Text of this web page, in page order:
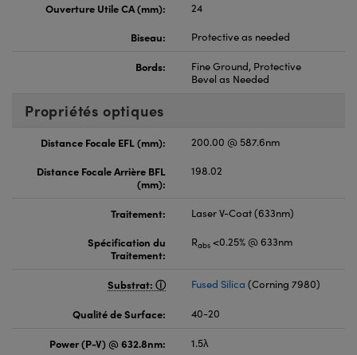
Ouverture Utile CA (mm):
24
Biseau:
Protective as needed
Bords:
Fine Ground, Protective
Bevel as Needed
Propriétés optiques
Distance Focale EFL (mm):
200.00 @ 587.6nm
Distance Focale Arrière BFL
(mm):
198.02
Traitement:
Laser V-Coat (633nm)
Spécification du
Traitement:
Rabs <0.25% @ 633nm
Substrat: Fused Silica (Corning 7980)
Qualité de Surface: 40-20
Power (P-V) @ 632.8nm:
1.5λ